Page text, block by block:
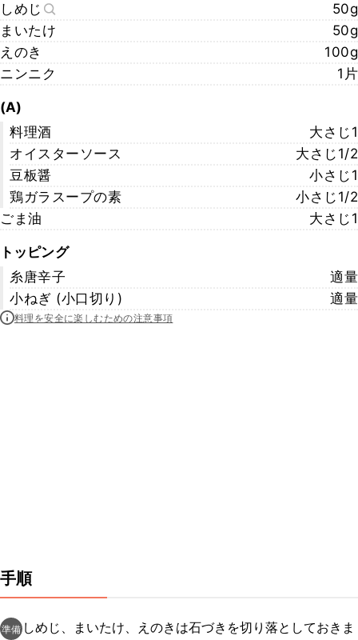
しめじ
50g
まいたけ
50g
えのき
100g
ニンニク
1片
(A)
料理酒
大さじ1
オイスターソース
大さじ1/2
豆板醤
小さじ1
鶏ガラスープの素
小さじ1/2
ごま油
大さじ1
トッピング
糸唐辛子
適量
小ねぎ (小口切り)
適量
料理を安全に楽しむための注意事項
手順
準備 しめじ、まいたけ、えのきは石づきを切り落としておきま